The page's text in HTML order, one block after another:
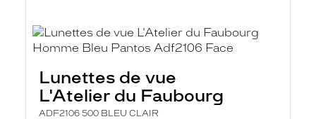
Lunettes de vue
L'Atelier du Faubourg
ADF2106 500 BLEU CLAIR